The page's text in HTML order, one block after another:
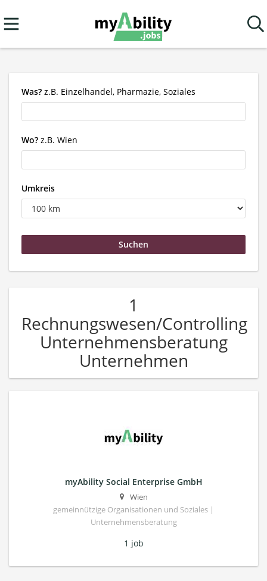
Was? z.B. Einzelhandel, Pharmazie, Soziales
Wo? z.B. Wien
Umkreis
1
Rechnungswesen/Controlling
Unternehmensberatung
Unternehmen
myAbility Social Enterprise GmbH
Wien
gemeinnützige Organisationen und Soziales |
Unternehmensberatung
1 job